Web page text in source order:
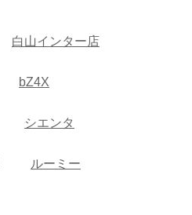
白山インター店
bZ4X
シエンタ
ルーミー